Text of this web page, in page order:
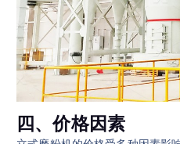
四、价格因素